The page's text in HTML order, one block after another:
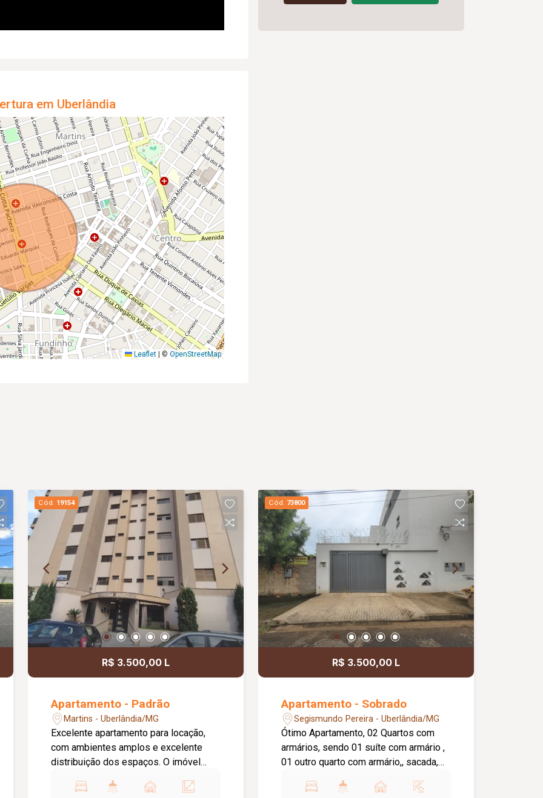
em Uberlândia
Leaflet © OpenStreetMap
Cód. 19154
R$ 3.500,00 L
Apartamento - Padrão
Martins - Uberlândia/MG
Excelente apartamento para locação,
com ambientes amplos e excelente
distribuição dos espaços. O imóvel
armários e sacada, sendo 01 suíte com
Cód. 73800
R$ 3.500,00 L
Apartamento - Sobrado
Segismundo Pereira - Uberlândia/MG
Ótimo Apartamento, 02 Quartos com
armários, sendo 01 suíte com armário ,
01 outro quarto com armário,, sacada,
de tv , luminárias. Parte Superior sala